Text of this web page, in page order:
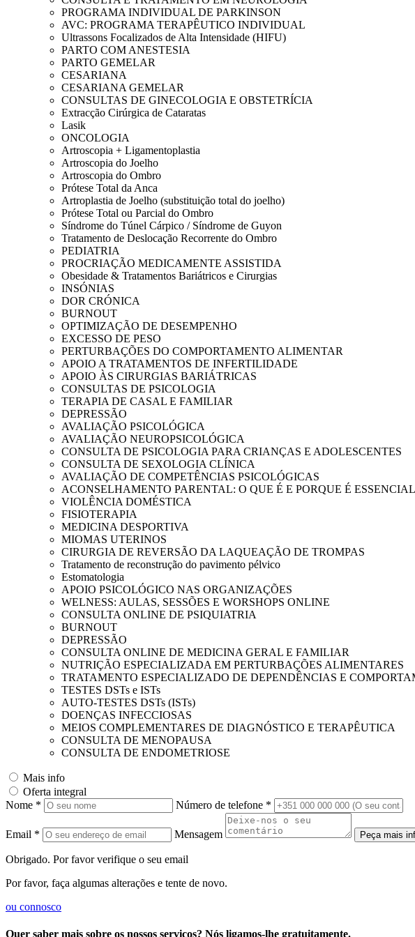
PROGRAMA INDIVIDUAL DE PARKINSON
AVC: PROGRAMA TERAPÊUTICO INDIVIDUAL
Ultrassons Focalizados de Alta Intensidade (HIFU)
PARTO COM ANESTESIA
PARTO GEMELAR
CESARIANA
CESARIANA GEMELAR
CONSULTAS DE GINECOLOGIA E OBSTETRÍCIA
Extracção Cirúrgica de Cataratas
Lasik
ONCOLOGIA
Artroscopia + Ligamentoplastia
Artroscopia do Joelho
Artroscopia do Ombro
Prótese Total da Anca
Artroplastia de Joelho (substituição total do joelho)
Prótese Total ou Parcial do Ombro
Síndrome do Túnel Cárpico / Síndrome de Guyon
Tratamento de Deslocação Recorrente do Ombro
PEDIATRIA
PROCRIAÇÃO MEDICAMENTE ASSISTIDA
Obesidade & Tratamentos Bariátricos e Cirurgias
INSÓNIAS
DOR CRÓNICA
BURNOUT
OPTIMIZAÇÃO DE DESEMPENHO
EXCESSO DE PESO
PERTURBAÇÕES DO COMPORTAMENTO ALIMENTAR
APOIO A TRATAMENTOS DE INFERTILIDADE
APOIO ÀS CIRURGIAS BARIÁTRICAS
CONSULTAS DE PSICOLOGIA
TERAPIA DE CASAL E FAMILIAR
DEPRESSÃO
AVALIAÇÃO PSICOLÓGICA
AVALIAÇÃO NEUROPSICOLÓGICA
CONSULTA DE PSICOLOGIA PARA CRIANÇAS E ADOLESCENTES
CONSULTA DE SEXOLOGIA CLÍNICA
AVALIAÇÃO DE COMPETÊNCIAS PSICOLÓGICAS
ACONSELHAMENTO PARENTAL: O QUE É E PORQUE É
VIOLÊNCIA DOMÉSTICA
FISIOTERAPIA
MEDICINA DESPORTIVA
MIOMAS UTERINOS
CIRURGIA DE REVERSÃO DA LAQUEAÇÃO DE TROMPAS
Tratamento de reconstrução do pavimento pélvico
Estomatologia
APOIO PSICOLÓGICO NAS ORGANIZAÇÕES
WELNESS: AULAS, SESSÕES E WORSHOPS ONLINE
CONSULTA ONLINE DE PSIQUIATRIA
BURNOUT
DEPRESSÃO
CONSULTA ONLINE DE MEDICINA GERAL E FAMILIAR
NUTRIÇÃO ESPECIALIZADA EM PERTURBAÇÕES ALIMENTARES
TRATAMENTO ESPECIALIZADO DE DEPENDÊNCIAS E
TESTES DSTs e ISTs
AUTO-TESTES DSTs (ISTs)
DOENÇAS INFECCIOSAS
MEIOS COMPLEMENTARES DE DIAGNÓSTICO E TERAPÊUTICA
CONSULTA DE MENOPAUSA
CONSULTA DE ENDOMETRIOSE
Mais info
Oferta integral
Nome *
Número de telefone *
Email * Mensagem Peça mais
Obrigado. Por favor verifique o seu email
Por favor, faça algumas alterações e tente de novo.
ou connosco
Quer saber mais sobre os nossos serviços? Nós ligamos-lhe gratuitamente.